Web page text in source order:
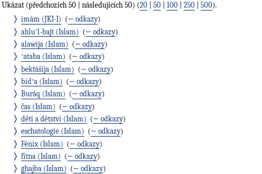
Ukázat (předchozích 50 | následujících 50) (20 50 100 250 500).
imám (JKI-I) (← odkazy)
ahluʼl-bajt (Islam) (← odkazy)
alawíja (Islam) (← odkazy)
ʻataba (Islam) (← odkazy)
bektášíja (Islam) (← odkazy)
bidʻa (Islam) (← odkazy)
Buráq (Islam) (← odkazy)
čas (Islam) (← odkazy)
děti a dětství (Islam) (← odkazy)
eschatologie (Islam) (← odkazy)
Fénix (Islam) (← odkazy)
fitna (Islam) (← odkazy)
ghajba (Islam) (← odkazy)